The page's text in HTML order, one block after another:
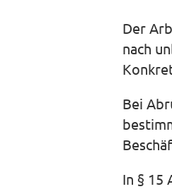
Der
nach
Bei
In § 15